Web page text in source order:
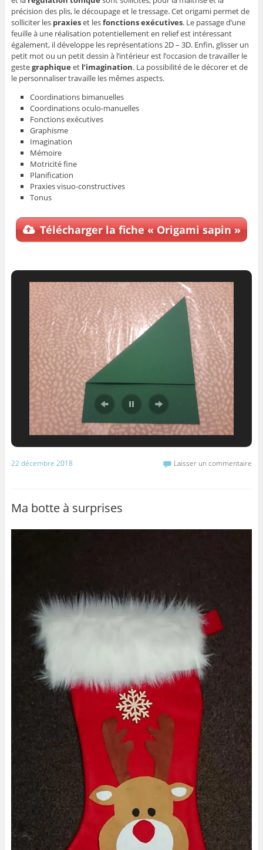
précision des plis, le découpage et le tressage. Cet origami permet de
solliciter les praxieset lesfonctions exécutives. Le passage d’une
feuille à une réalisation potentiellement en relief est intéressant
également, il développe les représentations 2D – 3D. Enfin, glisser un
petit mot ou un petit dessin à l’intérieur est l’occasion de travailler le
gestegraphique et l’imagination. La possibilité de le décorer et de
le personnaliser travaille les mêmes aspects.
Coordinations bimanuelles
Coordinations oculo-manuelles
Fonctions exécutives
Graphisme
Imagination
Mémoire
Motricité fine
Planification
Praxies visuo-constructives
Tonus
Télécharger la fiche « Origami sapin »
22 décembre 2018 Laisser un commentaire
Ma botte à surprises